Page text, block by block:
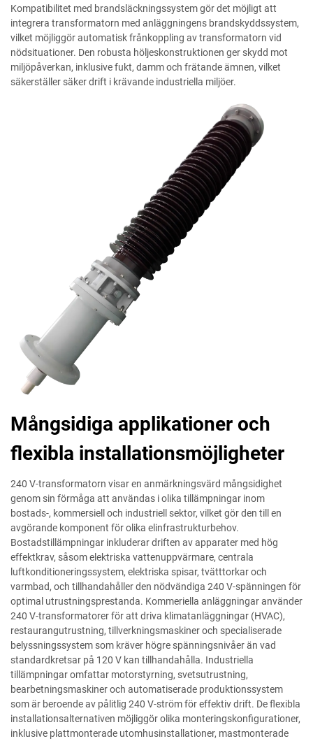
Kompatibilitet med brandsläckningssystem gör det möjligt att
integrera transformatorn med anläggningens brandskyddssystem,
vilket möjliggör automatisk frånkoppling av transformatorn vid
nödsituationer. Den robusta höljeskonstruktionen ger skydd mot
miljöpåverkan, inklusive fukt, damm och frätande ämnen, vilket
säkerställer säker drift i krävande industriella miljöer.
Mångsidiga applikationer och
flexibla installationsmöjligheter
240 V-transformatorn visar en anmärkningsvärd mångsidighet
genom sin förmåga att användas i olika tillämpningar inom
bostads-, kommersiell och industriell sektor, vilket gör den till en
avgörande komponent för olika elinfrastrukturbehov.
Bostadstillämpningar inkluderar driften av apparater med hög
effektkrav, såsom elektriska vattenuppvärmare, centrala
luftkonditioneringssystem, elektriska spisar, tvätttorkar och
varmbad, och tillhandahåller den nödvändiga 240 V-spänningen för
optimal utrustningsprestanda. Kommeriella anläggningar använder
240 V-transformatorer för att driva klimatanläggningar (HVAC),
restaurangutrustning, tillverkningsmaskiner och specialiserade
belyssningssystem som kräver högre spänningsnivåer än vad
standardkretsar på 120 V kan tillhandahålla. Industriella
tillämpningar omfattar motorstyrning, svetsutrustning,
bearbetningsmaskiner och automatiserade produktionssystem
som är beroende av pålitlig 240 V-ström för effektiv drift. De flexibla
installationsalternativen möjliggör olika monteringskonfigurationer,
inklusive plattmonterade utomhusinstallationer, mastmonterade